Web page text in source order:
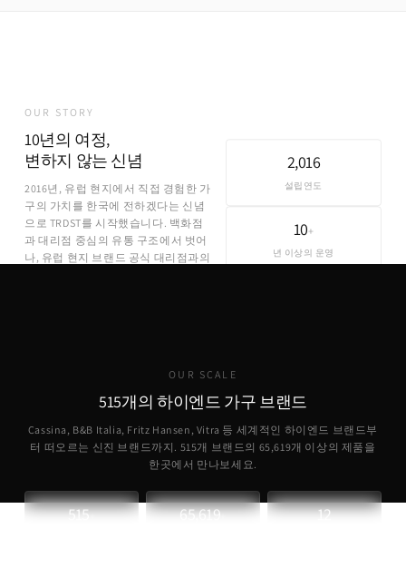
OUR STORY
10년의 여정,
변하지 않는 신념
2016년, 유럽 현지에서 직접 경험한 가
구의 가치를 한국에 전하겠다는 신념
으로 TRDST를 시작했습니다. 백화점
과 대리점 중심의 유통 구조에서 벗어
나, 유럽 현지 브랜드 공식 대리점과의
2,016
설립연도
10+
년 이상의 운영
OUR SCALE
515개의 하이엔드 가구 브랜드
Cassina, B&B Italia, Fritz Hansen, Vitra 등 세계적인 하이엔드 브랜드부
터 떠오르는 신진 브랜드까지. 515개 브랜드의 65,619개 이상의 제품을
한곳에서 만나보세요.
515+ 65,619+ 12